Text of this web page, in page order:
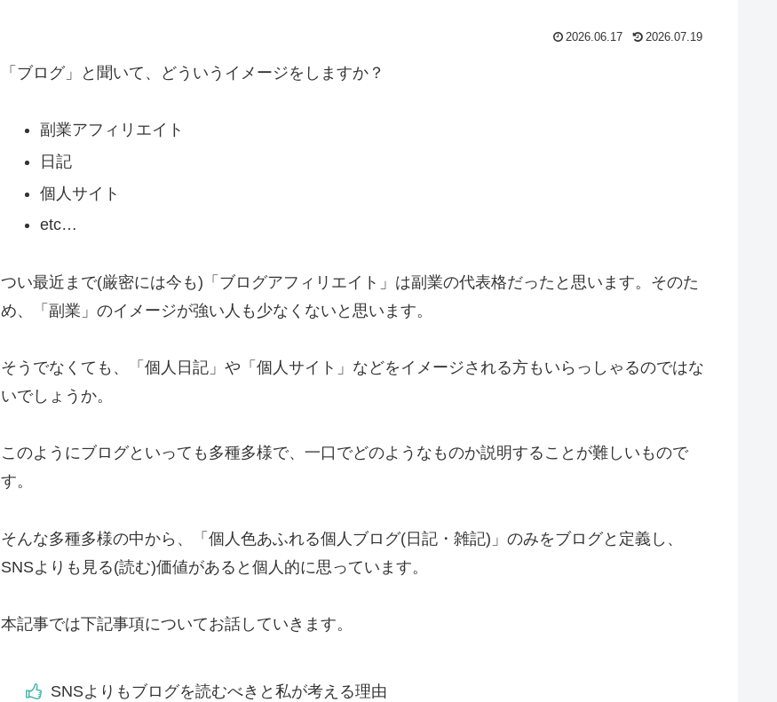
2026.06.17 2026.07.19
「ブログ」と聞いて、どういうイメージをしますか？
副業アフィリエイト
日記
個人サイト
etc…
つい最近まで(厳密には今も)「ブログアフィリエイト」は副業の代表格だったと思います。そのた
め、「副業」のイメージが強い人も少なくないと思います。
そうでなくても、「個人日記」や「個人サイト」などをイメージされる方もいらっしゃるのではな
いでしょうか。
このようにブログといっても多種多様で、一口でどのようなものか説明することが難しいもので
す。
そんな多種多様の中から、「個人色あふれる個人ブログ(日記・雑記)」のみをブログと定義し、
SNSよりも見る(読む)価値があると個人的に思っています。
本記事では下記事項についてお話していきます。
SNSよりもブログを読むべきと私が考える理由